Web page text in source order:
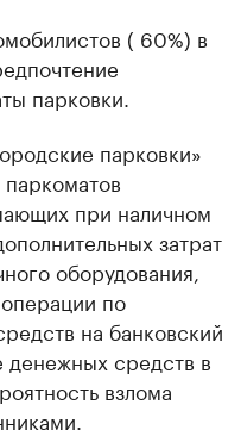
( 60%) в
парковки.
парковки»
при наличном
затрат
оборудования,
по
на банковский
денежных средств в
взлома